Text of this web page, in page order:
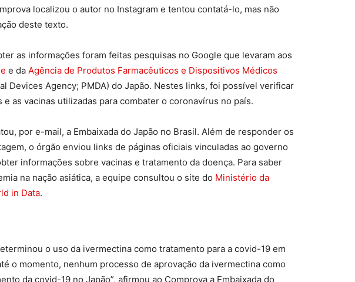
localizou o autor no Instagram e tentou contatá-lo, mas não
deste texto.
as informações foram feitas pesquisas no Google que levaram aos
e da Agência de Produtos Farmacêuticos e Dispositivos Médicos
Devices Agency; PMDA) do Japão. Nestes links, foi possível verificar
as vacinas utilizadas para combater o coronavírus no país.
por e-mail, a Embaixada do Japão no Brasil. Além de responder os
o órgão enviou links de páginas oficiais vinculadas ao governo
informações sobre vacinas e tratamento da doença. Para saber
na nação asiática, a equipe consultou o site do Ministério da
in Data.
o uso da ivermectina como tratamento para a covid-19 em
o momento, nenhum processo de aprovação da ivermectina como
da covid-19 no Japão”, afirmou ao Comprova a Embaixada do